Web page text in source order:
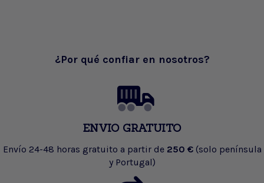
¿Por qué confiar en nosotros?
ENVIO GRATUITO
Envío 24-48 horas gratuito a partir de 250 € (solo península
y Portugal)